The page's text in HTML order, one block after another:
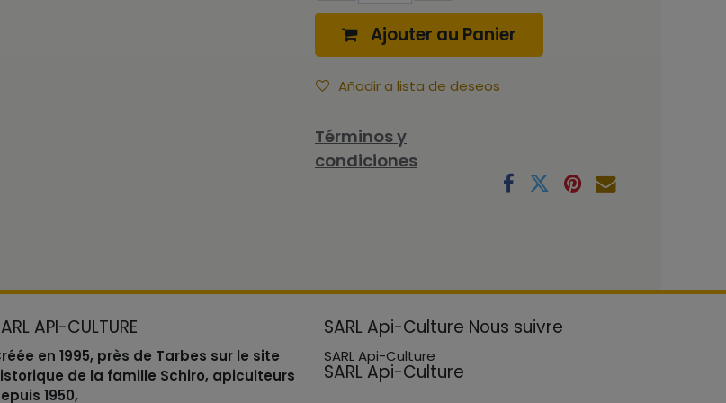
Ajouter au Panier
Añadir a lista de deseos
Términos y
condiciones
API-CULTURE
en 1995, près de Tarbes sur le site
de la famille Schiro, apiculteurs
1950,
SARL Api-Culture Nous suivre
SARL Api-Culture
SARL Api-Culture